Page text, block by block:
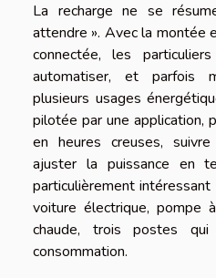
La recharge ne se
attendre ». Avec la montée
connectée, les
automatiser, et parfois
plusieurs usages
pilotée par une application,
en heures creuses,
ajuster la puissance en
particulièrement
voiture électrique, pompe
chaude, trois postes
consommation.